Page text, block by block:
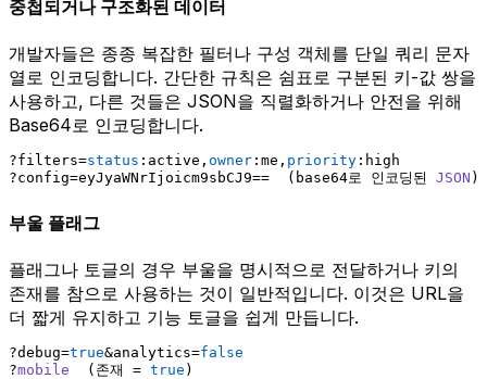
중첩되거나 구조화된 데이터
개발자들은 종종 복잡한 필터나 구성 객체를 단일 쿼리 문자
열로 인코딩합니다. 간단한 규칙은 쉼표로 구분된 키-값 쌍을
사용하고, 다른 것들은 JSON을 직렬화하거나 안전을 위해
Base64로 인코딩합니다.
?filters=status :active, owner :me, priority :high
?config=eyJyaWNrIjoicm9sbCJ9==  (base64로 인코딩된 JSON )
부울 플래그
플래그나 토글의 경우 부울을 명시적으로 전달하거나 키의
존재를 참으로 사용하는 것이 일반적입니다. 이것은 URL을
더 짧게 유지하고 기능 토글을 쉽게 만듭니다.
?debug=true&analytics=false
?mobile
  (존재 =
true )